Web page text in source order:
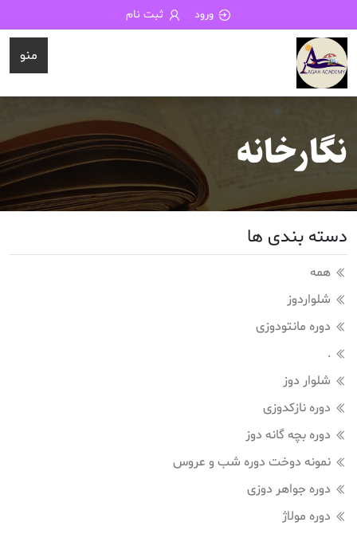
ورود ثبت نام
منو
نگارخانه
دسته بندی ها
همه
شلواردوز
دوره مانتودوزی
.
شلوار دوز
دوره نازکدوزی
دوره بچه گانه دوز
نمونه دوخت دوره شب و عروس
دوره جواهر دوزی
دوره مولاژ